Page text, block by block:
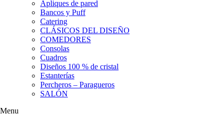
Apliques de pared
Bancos y Puff
Catering
CLÁSICOS DEL DISEÑO
COMEDORES
Consolas
Cuadros
Diseños 100 % de cristal
Estanterías
Percheros – Paragueros
SALÓN
Menu